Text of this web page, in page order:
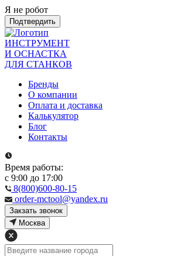
Я не робот
Подтвердить
ИНСТРУМЕНТ
И ОСНАСТКА
ДЛЯ СТАНКОВ
Бренды
О компании
Оплата и доставка
Калькулятор
Блог
Контакты
Время работы:
с 9:00 до 17:00
8(800)600-80-15
order-mctool@yandex.ru
Закзать звонок
Москва